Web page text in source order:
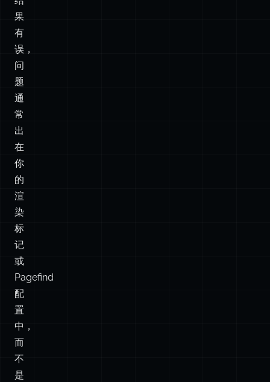
问
题
通
常
出
在
你
的
渲
染
标
记
或
Pagefind
配
置
中，
而
不
是
远
端
的